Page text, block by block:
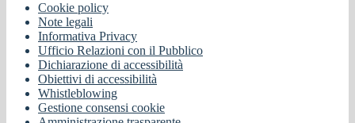
Cookie policy
Note legali
Informativa Privacy
Ufficio Relazioni con il Pubblico
Dichiarazione di accessibilità
Obiettivi di accessibilità
Whistleblowing
Gestione consensi cookie